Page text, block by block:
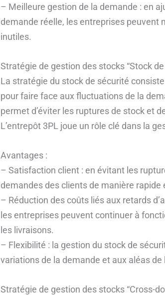
– Meilleure gestion de la demande : en
demande réelle, les entreprises peuvent
inutiles.
Stratégie de gestion des stocks “Stock
La stratégie du stock de sécurité
pour faire face aux fluctuations de la
permet d’éviter les ruptures de stock et
L’entrepôt 3PL joue un rôle clé dans la
Avantages :
– Satisfaction client : en évitant les
demandes des clients de manière rapide
– Réduction des coûts liés aux retards
les entreprises peuvent continuer à
les livraisons.
– Flexibilité : la gestion du stock de
variations de la demande et aux aléas
Stratégie de gestion des stocks “Cross-